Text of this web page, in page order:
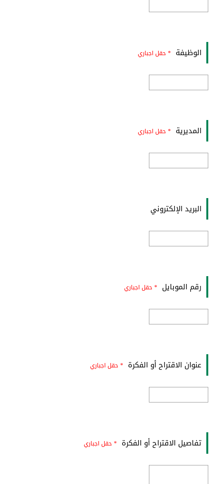
الوظيفة * حقل اجباري
المديرية * حقل اجباري
البريد الإلكتروني
رقم الموبايل * حقل اجباري
عنوان الاقتراح أو الفكرة * حقل اجباري
تفاصيل الاقتراح أو الفكرة * حقل اجباري